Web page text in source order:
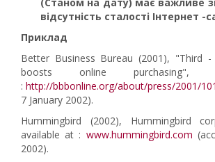
відсутність сталості Інтернет -
Приклад
Better Business Bureau (2001), "Third -
boosts online purchasing",
: http://bbbonline.org/about/press/2001/
7 January 2002).
Hummingbird (2002), Hummingbird
available at : www.hummingbird.com
2002).